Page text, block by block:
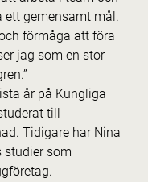
ett gemensamt mål.
förmåga att föra
jag som en stor
år på Kungliga
till
Tidigare har Nina
studier som